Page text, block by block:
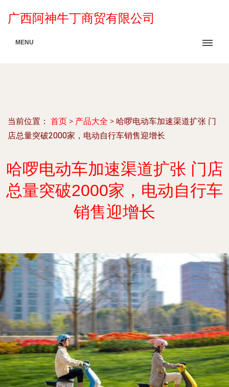
广西阿神牛丁商贸有限公司
MENU
当前位置： 首页 > 产品大全 > 哈啰电动车加速渠道扩张 门
店总量突破2000家，电动自行车销售迎增长
哈啰电动车加速渠道扩张 门店
总量突破2000家，电动自行车
销售迎增长